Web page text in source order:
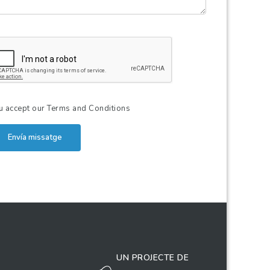
accept ourTerms and Conditions
Envía missatge
UN PROJECTE DE